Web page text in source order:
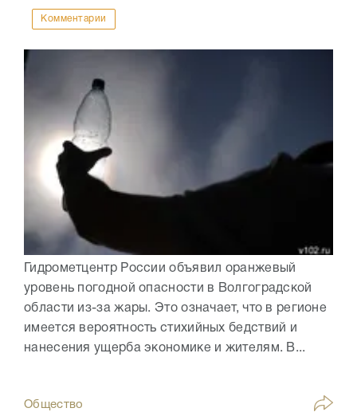
Комментарии
Гидрометцентр России объявил оранжевый
уровень погодной опасности в Волгоградской
области из-за жары. Это означает, что в регионе
имеется вероятность стихийных бедствий и
нанесения ущерба экономике и жителям. В...
Общество